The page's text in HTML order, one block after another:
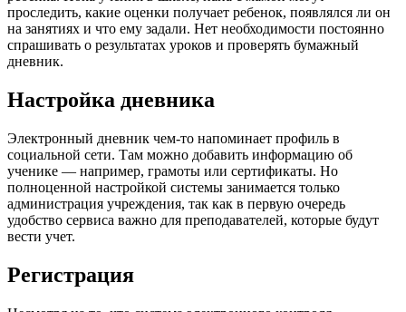
проследить, какие оценки получает ребенок, появлялся ли он
на занятиях и что ему задали. Нет необходимости постоянно
спрашивать о результатах уроков и проверять бумажный
дневник.
Настройка дневника
Электронный дневник чем-то напоминает профиль в
социальной сети. Там можно добавить информацию об
ученике — например, грамоты или сертификаты. Но
полноценной настройкой системы занимается только
администрация учреждения, так как в первую очередь
удобство сервиса важно для преподавателей, которые будут
вести учет.
Регистрация